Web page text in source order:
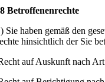
Betroffenenrechte
Sie haben gemäß den
hinsichtlich der Sie
auf Auskunft nach